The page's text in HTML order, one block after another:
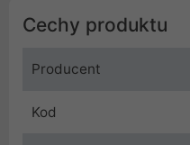
Cechy produktu
Producent
Kod